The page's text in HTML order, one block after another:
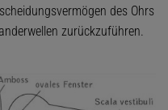
des Ohrs
zurückzuführen.